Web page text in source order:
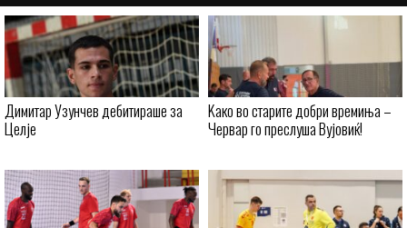
Димитар Узунчев дебитираше за
Целје
Kaко во старите добри времиња –
Червар го преслуша Вујовиќ!